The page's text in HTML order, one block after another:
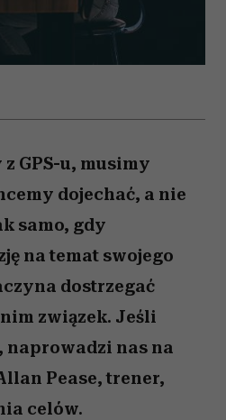
GPS-u, musimy
dojechać, a nie
samo, gdy
na temat swojego
dostrzegać
związek. Jeśli
naprowadzi nas na
Pease, trener,
celów.